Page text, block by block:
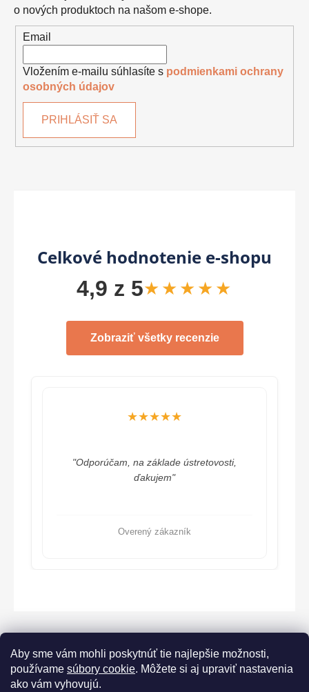
Aby sme vám mohli poskytnúť tie najlepšie možnosti,
používame súbory cookie. Môžete si aj upraviť nastavenia
ako vám vyhovujú.
o nových produktoch na našom e-shope.
Email
Vložením e-mailu súhlasíte s podmienkami ochrany
osobných údajov
PRIHLÁSIŤ SA
Celkové hodnotenie e-shopu
4,9 z 5★★★★★
Zobraziť všetky recenzie
★★★★★
"Odporúčam, na základe ústretovosti,
ďakujem"
Overený zákazník